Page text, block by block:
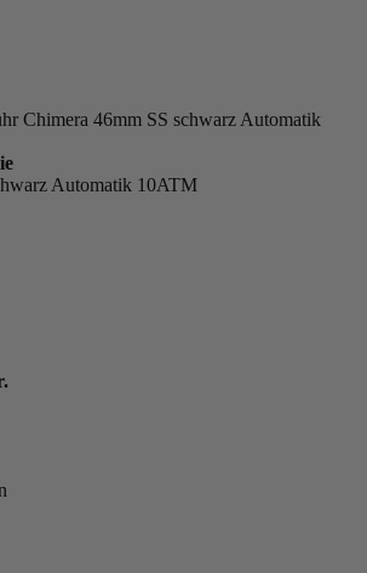
Chimera 46mm SS schwarz Automatik
Automatik 10ATM